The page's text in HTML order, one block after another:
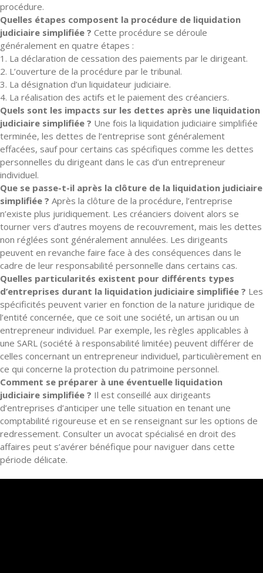
procédure.
Quelles étapes composent la procédure de liquidation
judiciaire simplifiée ? Cette procédure se déroule
généralement en quatre étapes :
1. La déclaration de cessation des paiements par le dirigeant.
2. L’ouverture de la procédure par le tribunal.
3. La désignation d’un liquidateur judiciaire.
4. La réalisation des actifs et le paiement des créanciers.
Quels sont les impacts sur les dettes après une liquidation
judiciaire simplifiée ? Une fois la liquidation judiciaire simplifiée
terminée, les dettes de l’entreprise sont généralement
effacées, sauf pour certains cas spécifiques comme les dettes
personnelles du dirigeant dans le cas d’un entrepreneur
individuel.
Que se passe-t-il après la clôture de la liquidation judiciaire
simplifiée ? Après la clôture de la procédure, l’entreprise
n’existe plus juridiquement. Les créanciers doivent alors se
tourner vers d’autres moyens de recouvrement, mais les dettes
non réglées sont généralement annulées. Les dirigeants
peuvent en revanche faire face à des conséquences dans le
cadre de leur responsabilité personnelle dans certains cas.
Quelles particularités existent pour différents types
d’entreprises durant la liquidation judiciaire simplifiée ? Les
spécificités peuvent varier en fonction de la nature juridique de
l’entité concernée, que ce soit une société, un artisan ou un
entrepreneur individuel. Par exemple, les règles applicables à
une SARL (société à responsabilité limitée) peuvent différer de
celles concernant un entrepreneur individuel, particulièrement en
ce qui concerne la protection du patrimoine personnel.
Comment se préparer à une éventuelle liquidation
judiciaire simplifiée ? Il est conseillé aux dirigeants
d’entreprises d’anticiper une telle situation en tenant une
comptabilité rigoureuse et en se renseignant sur les options de
redressement. Consulter un avocat spécialisé en droit des
affaires peut s’avérer bénéfique pour naviguer dans cette
période délicate.